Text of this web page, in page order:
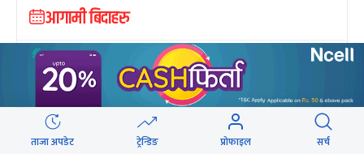
आगामी बिदाहरु
१२
शुक्र
जनै पूर्णिमा
भाद्र १२, २०८३-Aug 28, 2026
२० दिन बाँकी
१९
शुक्र
श्रीकृष्ण जन्माष्टमी व्रत
Sep 4, 2026
२७ दिन बाँकी
ताजा अपडेट
ट्रेन्डिङ प्रोफाइल सर्च